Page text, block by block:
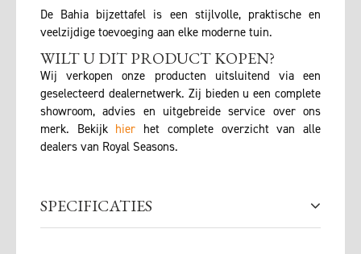
De Bahia bijzettafel is een stijlvolle, praktische en
veelzijdige toevoeging aan elke moderne tuin.
WILT U DIT PRODUCT KOPEN?
Wij verkopen onze producten uitsluitend via een
geselecteerd dealernetwerk. Zij bieden u een complete
showroom, advies en uitgebreide service over ons
merk. Bekijk hier het complete overzicht van alle
dealers van Royal Seasons.
SPECIFICATIES